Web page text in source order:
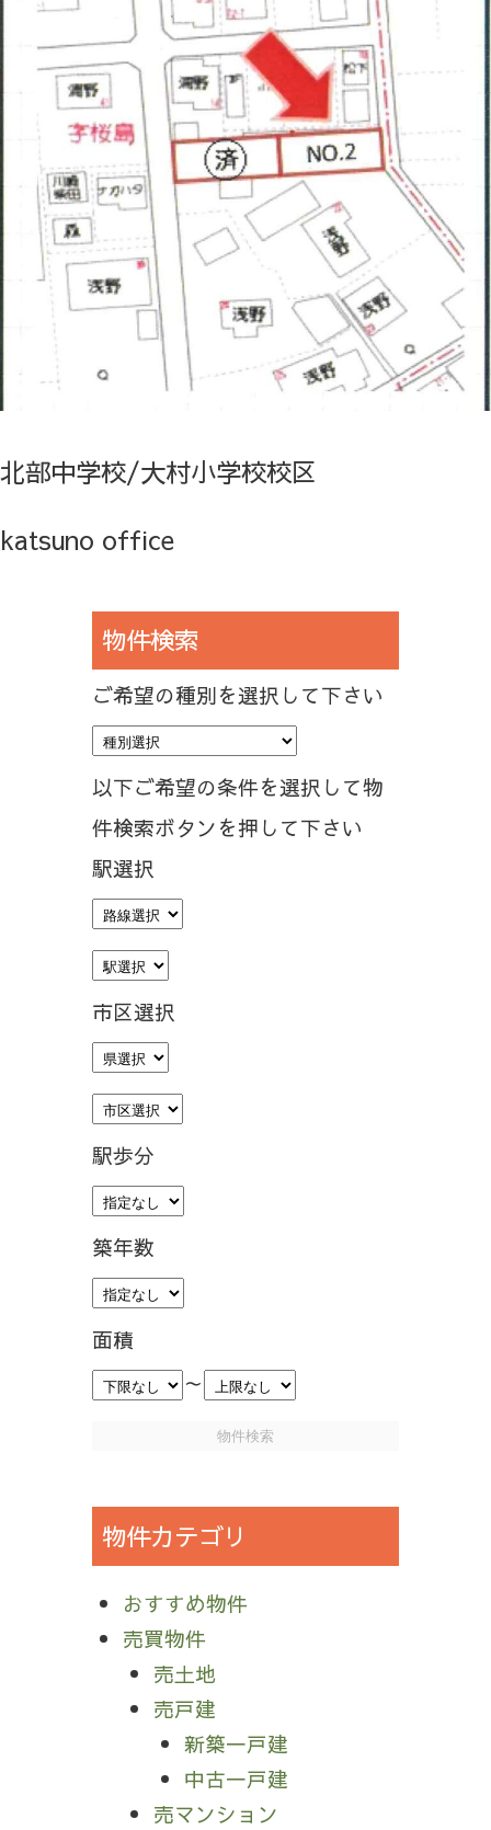
北部中学校/大村小学校校区
katsuno office
物件検索
ご希望の種別を選択して下さい
以下ご希望の条件を選択して物
件検索ボタンを押して下さい
駅選択
市区選択
駅歩分
築年数
面積
～
物件カテゴリ
おすすめ物件
売買物件
売土地
売戸建
新築一戸建
中古一戸建
売マンション